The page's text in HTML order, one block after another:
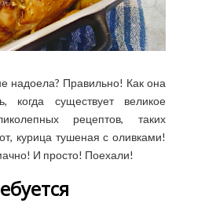
надоела? Правильно! Как она
когда существует великое
рецептов, таких
курица тушеная с оливками!
И просто! Поехали!